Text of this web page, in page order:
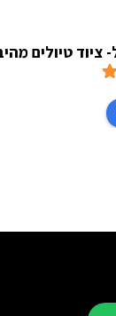
ציוד טיולים